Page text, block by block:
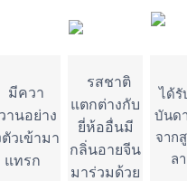
มีควา
านอย่าง
วเข้ามา
แทรก
รสชาติ
แตกต่างกับ
ยี่ห้ออื่นมี
กลิ่นอายจีน
มาร่วมด้วย
ได้รั
บันด
จาก
ล